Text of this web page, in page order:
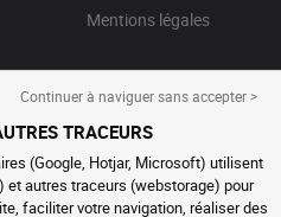
Mentions légales
Continuer à naviguer sans accepter >
TRACEURS
(Google, Hotjar, Microsoft) utilisent
autres traceurs (webstorage) pour
faciliter votre navigation, réaliser des